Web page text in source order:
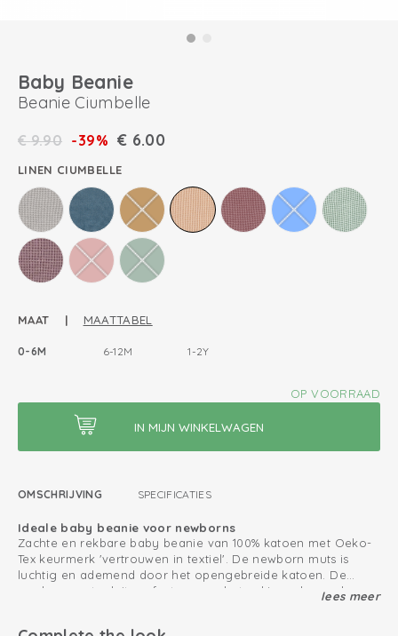
Baby Beanie
Beanie Ciumbelle
€9.90 -39% € 6.00
LINEN CIUMBELLE
MAAT | MAATTABEL
0-6M 6-12M 1-2Y
OP VOORRAAD
OMSCHRIJVING SPECIFICATIES
Ideale baby beanie voor newborns
Zachte en rekbare baby beanie van 100% katoen met Oeko-
Tex keurmerk 'vertrouwen in textiel'. De newborn muts is
luchtig en ademend door het opengebreide katoen. De
newborn muts sluit perfect aan op het nekje en langs de
Ook leuk te combineren met de andere producten uit onze
lees meer